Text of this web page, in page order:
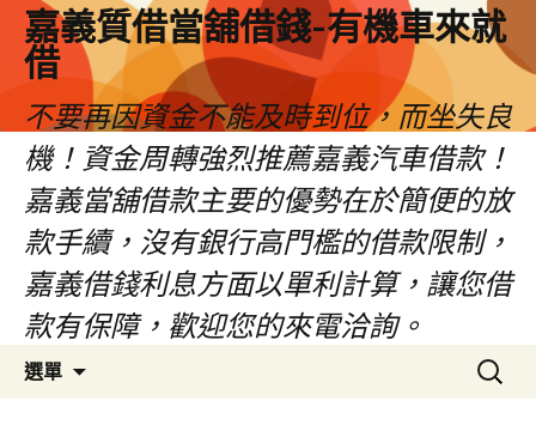
嘉義質借當舖借錢-有機車來就
借
不要再因資金不能及時到位，而坐失良
機！資金周轉強烈推薦嘉義汽車借款！
嘉義當舖借款主要的優勢在於簡便的放
款手續，沒有銀行高門檻的借款限制，
嘉義借錢利息方面以單利計算，讓您借
款有保障，歡迎您的來電洽詢。
選單
搜
尋